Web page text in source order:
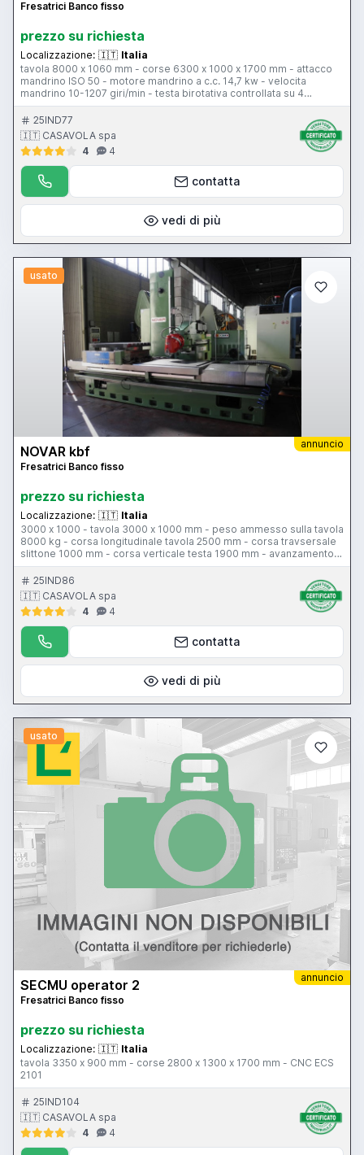
Fresatrici Banco fisso
prezzo su richiesta
Localizzazione: 🇮🇹 Italia
tavola 8000 x 1060 mm - corse 6300 x 1000 x 1700 mm - attacco
mandrino ISO 50 - motore mandrino a c.c. 14,7 kw - velocita
mandrino 10-1207 giri/min - testa birotativa controllata su 4
posizioni - avanzamento di lavoro 4-2000 mm/min - avanzamento
rapido 4-6000 mm/min - CNC Heidenhain TNC 355
25IND77
🇮🇹 CASAVOLA spa
4
4
contatta
vedi di più
usato
annuncio
NOVAR kbf
Fresatrici Banco fisso
prezzo su richiesta
Localizzazione: 🇮🇹 Italia
3000 x 1000 - tavola 3000 x 1000 mm - peso ammesso sulla tavola
8000 kg - corsa longitudinale tavola 2500 mm - corsa travsersale
slittone 1000 mm - corsa verticale testa 1900 mm - avanzamento
di lavoro 10-2000 mm al minuto - avanzamento rapido asse X
8000 mm al minuto - avanzamento rapido assi Y-Z 10000 mm al
minuto – velocità mandrino 10-2250 giri al minuto - tavola girevole
controllata 1050 x 1050 mm - testa birotativa controllata KAR-2 -
cono ISO 50 - potenza mandrino 22 kW - CNC ECS 2301
25IND86
🇮🇹 CASAVOLA spa
4
4
contatta
vedi di più
usato
annuncio
SECMU operator 2
Fresatrici Banco fisso
prezzo su richiesta
Localizzazione: 🇮🇹 Italia
tavola 3350 x 900 mm - corse 2800 x 1300 x 1700 mm - CNC ECS
2101
25IND104
🇮🇹 CASAVOLA spa
4
4